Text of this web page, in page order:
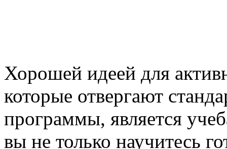
Хорошей идеей для
которые отвергают
программы, является
вы не только научитесь